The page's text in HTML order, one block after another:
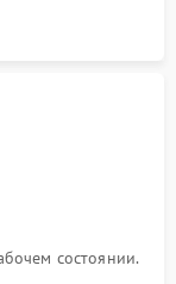
состоянии.